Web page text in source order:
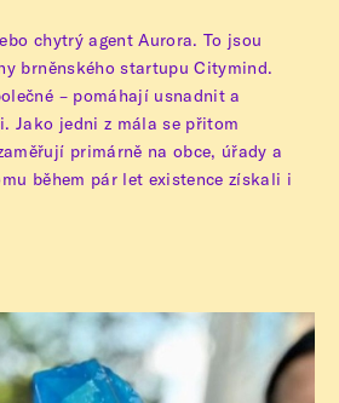
chytrý agent Aurora. To jsou
brněnského startupu Citymind.
– pomáhají usnadnit a
Jako jedni z mála se přitom
primárně na obce, úřady a
během pár let existence získali i